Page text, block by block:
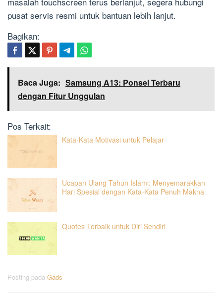
pusat servis resmi untuk bantuan lebih lanjut.
Bagikan:
Baca Juga: Samsung A13: Ponsel Terbaru
dengan Fitur Unggulan
Pos Terkait:
Kata-Kata Motivasi untuk Pelajar
Ucapan Ulang Tahun Islami: Menyemarakkan
Hari Spesial dengan Kata-Kata Penuh Makna
Quotes Terbaik untuk Diri Sendiri
Posting pada Gads